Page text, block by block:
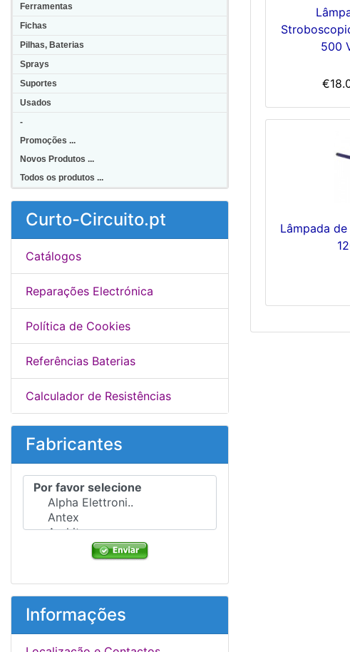
Ferramentas
Fichas
Pilhas, Baterias
Sprays
Suportes
Usados
-
Promoções ...
Novos Produtos ...
Todos os produtos ...
Curto-Circuito.pt
Catálogos
Reparações Electrónica
Política de Cookies
Referências Baterias
Calculador de Resistências
Fabricantes
Por favor selecione ...
Informações
500
Lâmpada